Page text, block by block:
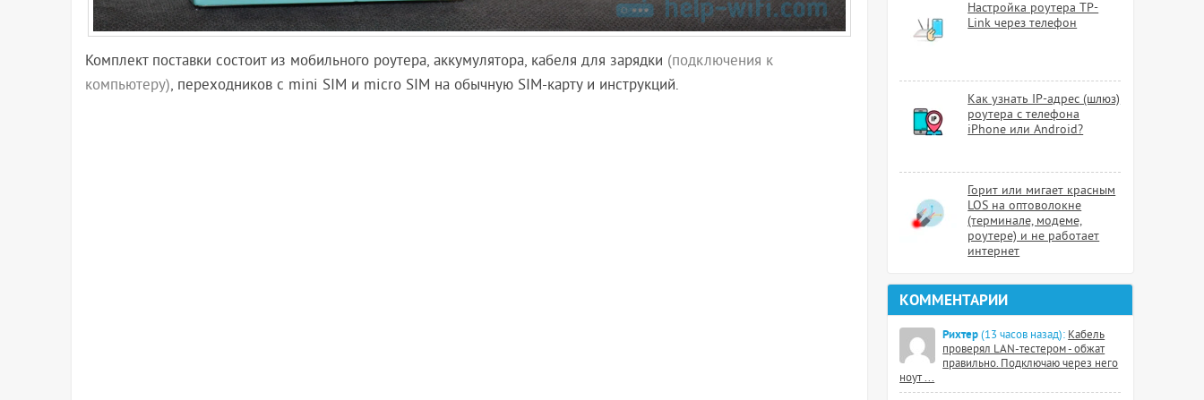
Комплект поставки состоит из мобильного роутера, аккумулятора, кабеля для зарядки (подключения к
компьютеру), переходников с mini SIM и micro SIM на обычную SIM-карту и инструкций.
Настройка роутера TP-
Link через телефон
Как узнать IP-адрес (шлюз)
роутера с телефона
iPhone или Android?
Горит или мигает красным
LOS на оптоволокне
(терминале, модеме,
роутере) и не работает
интернет
КОММЕНТАРИИ
Рихтер (13 часов назад): Кабель
проверял LAN-тестером - обжат
правильно. Подключаю через него
ноут ...